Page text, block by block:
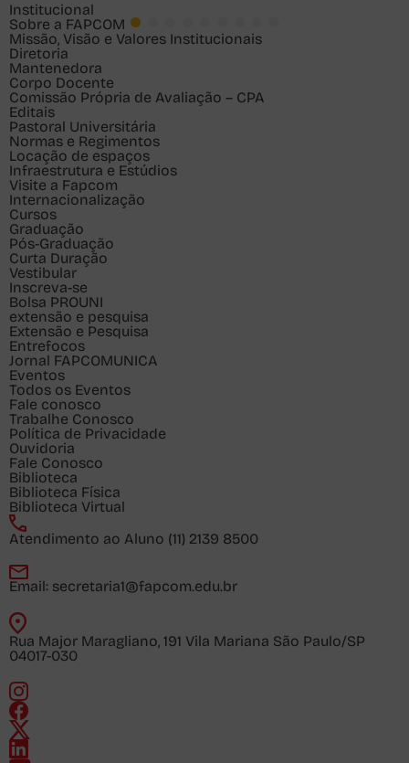
Institucional
Sobre a FAPCOM
Missão, Visão e Valores Institucionais
Diretoria
Mantenedora
Corpo Docente
Comissão Própria de Avaliação – CPA
Editais
Pastoral Universitária
Normas e Regimentos
Locação de espaços
Infraestrutura e Estúdios
Visite a Fapcom
Internacionalização
Cursos
Graduação
Pós-Graduação
Curta Duração
Vestibular
Inscreva-se
Bolsa PROUNI
extensão e pesquisa
Extensão e Pesquisa
Entrefocos
Jornal FAPCOMUNICA
Eventos
Todos os Eventos
Fale conosco
Trabalhe Conosco
Política de Privacidade
Ouvidoria
Fale Conosco
Biblioteca
Biblioteca Física
Biblioteca Virtual
Atendimento ao Aluno (11) 2139 8500
Email: secretaria1@fapcom.edu.br
Rua Major Maragliano, 191 Vila Mariana São Paulo/SP
04017-030